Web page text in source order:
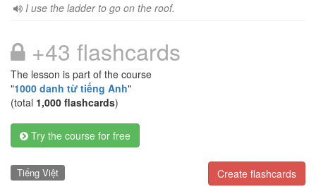
I use the ladder to go on the roof.
+43 flashcards
The lesson is part of the course
"1000 danh từ tiếng Anh"
(total 1,000 flashcards)
Try the course for free
Create flashcards
Tiếng Việt